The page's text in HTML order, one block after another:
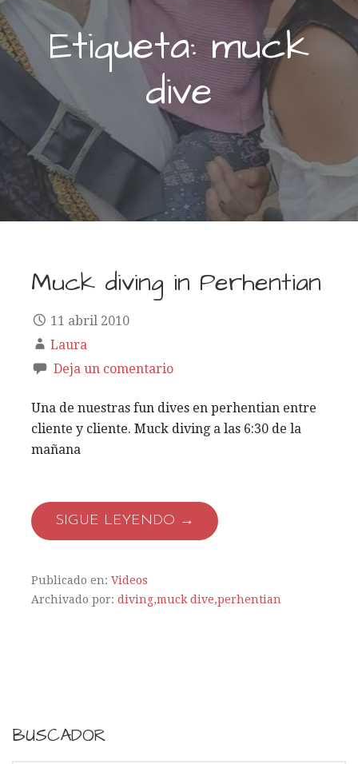
Etiqueta: muck
dive
Muck diving in Perhentian
11 abril 2010
Laura
Deja un comentario
Una de nuestras fun dives en perhentian entre
cliente y cliente. Muck diving a las 6:30 de la
mañana
SIGUE LEYENDO →
Publicado en: Videos
Archivado por: diving,muck dive,perhentian
BUSCADOR